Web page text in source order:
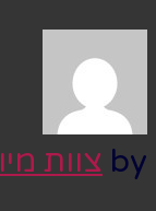
by צוות